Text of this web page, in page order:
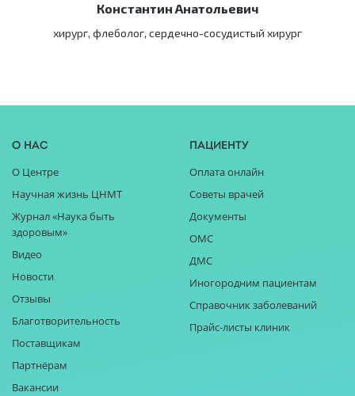
Константин Анатольевич
хирург, флеболог, сердечно-сосудистый хирург
О нас
О Центре
Научная жизнь ЦНМТ
Журнал «Наука быть
здоровым»
Видео
Новости
Отзывы
Благотворительность
Поставщикам
Партнёрам
Вакансии
Пациенту
Оплата онлайн
Советы врачей
Документы
ОМС
ДМС
Иногородним пациентам
Справочник заболеваний
Прайс-листы клиник